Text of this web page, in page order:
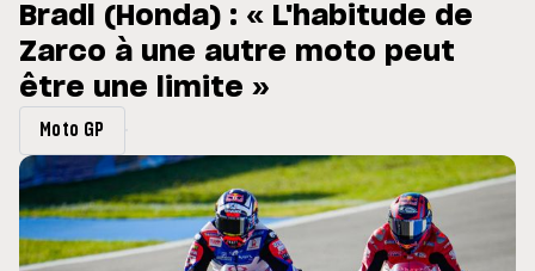
évite l'opération et vise un
en septembre
MOTOGP/ MOTO GP
Bradl (Honda) : « L'habitude de
Zarco à une autre moto peut
être une limite »
Moto GP